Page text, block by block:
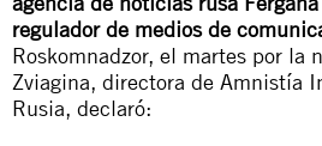
regulador de medios de
Roskomnadzor, el martes por la
Zviagina, directora de Amnistía
Rusia, declaró: